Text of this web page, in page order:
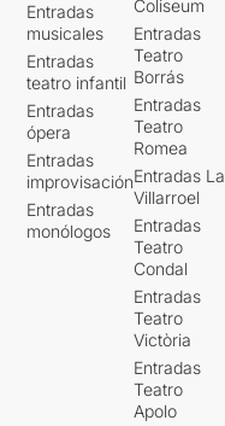
Entradas
musicales
Entradas
teatro infantil
Entradas
ópera
Entradas
improvisación
Entradas
monólogos
Coliseum
Entradas
Teatro
Borrás
Entradas
Teatro
Romea
Entradas La
Villarroel
Entradas
Teatro
Condal
Entradas
Teatro
Victòria
Entradas
Teatro
Apolo